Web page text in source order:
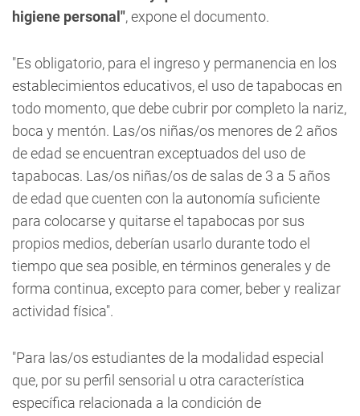
higiene personal", expone el documento.
"Es obligatorio, para el ingreso y permanencia en los
establecimientos educativos, el uso de tapabocas en
todo momento, que debe cubrir por completo la nariz,
boca y mentón. Las/os niñas/os menores de 2 años
de edad se encuentran exceptuados del uso de
tapabocas. Las/os niñas/os de salas de 3 a 5 años
de edad que cuenten con la autonomía suficiente
para colocarse y quitarse el tapabocas por sus
propios medios, deberían usarlo durante todo el
tiempo que sea posible, en términos generales y de
forma continua, excepto para comer, beber y realizar
actividad física".
"Para las/os estudiantes de la modalidad especial
que, por su perfil sensorial u otra característica
específica relacionada a la condición de